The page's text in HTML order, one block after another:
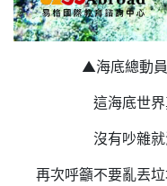
▲海底總動
這海底世
沒有吵雜
再次呼籲不要亂丟